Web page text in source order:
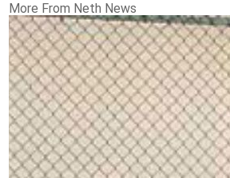
More From Neth News